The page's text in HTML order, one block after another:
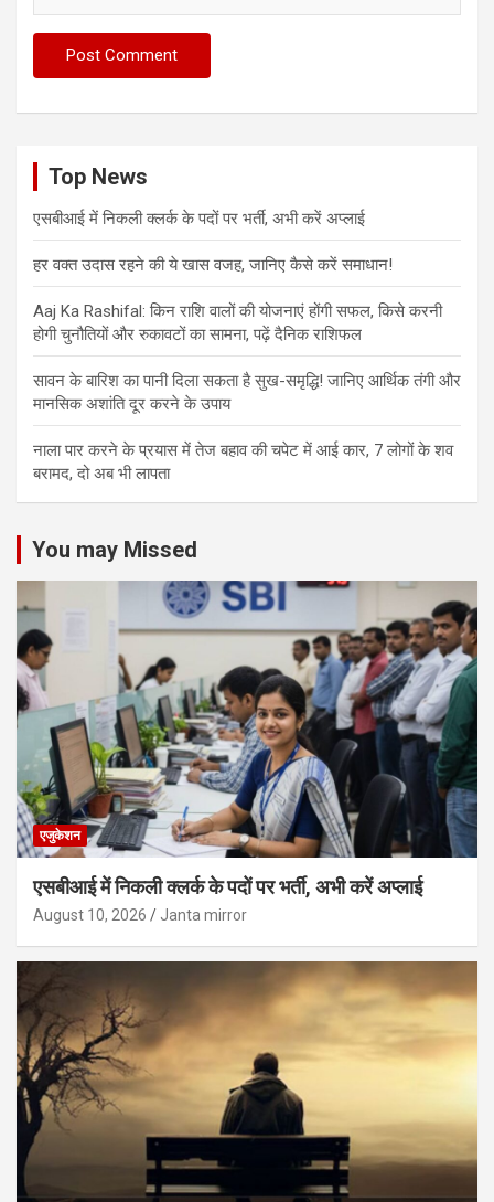
Top News
एसबीआई में निकली क्लर्क के पदों पर भर्ती, अभी करें अप्‍लाई
हर वक्त उदास रहने की ये खास वजह, जानिए कैसे करें समाधान!
Aaj Ka Rashifal: किन राशि वालों की योजनाएं होंगी सफल, किसे करनी
होगी चुनौतियों और रुकावटों का सामना, पढ़ें दैनिक राशिफल
सावन के बारिश का पानी दिला सकता है सुख-समृद्धि! जानिए आर्थिक तंगी और
मानसिक अशांति दूर करने के उपाय
नाला पार करने के प्रयास में तेज बहाव की चपेट में आई कार, 7 लोगों के शव
बरामद, दो अब भी लापता
You may Missed
एजुकेशन
एसबीआई में निकली क्लर्क के पदों पर भर्ती, अभी करें अप्‍लाई
August 10, 2026 Janta mirror